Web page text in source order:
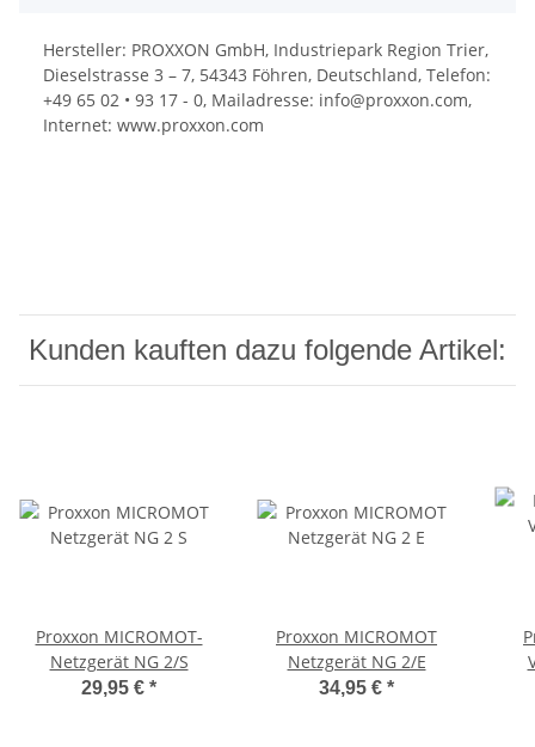
Hersteller: PROXXON GmbH, Industriepark Region Trier,
Dieselstrasse 3 – 7, 54343 Föhren, Deutschland, Telefon:
+49 65 02 • 93 17 - 0, Mailadresse: info@proxxon.com,
Internet: www.proxxon.com
Kunden kauften dazu folgende Artikel:
Proxxon MICROMOT-
Netzgerät NG 2/S
29,95 € *
Proxxon MICROMOT
Netzgerät NG 2/E
34,95 € *